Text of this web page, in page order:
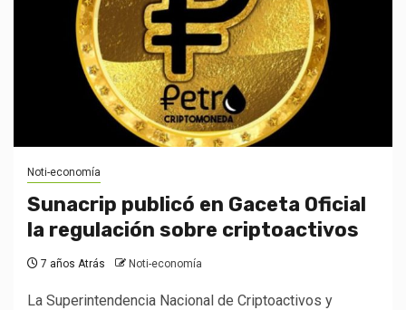
Noti-economía
Sunacrip publicó en Gaceta Oficial
la regulación sobre criptoactivos
7 años Atrás Noti-economía
La Superintendencia Nacional de Criptoactivos y